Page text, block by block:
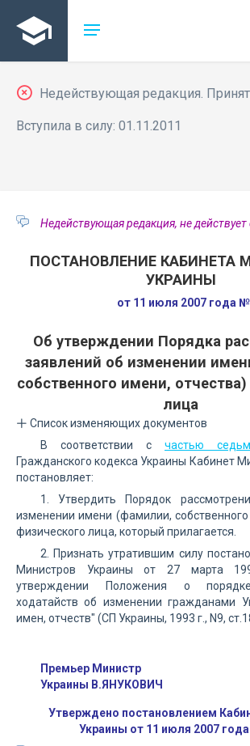
Недействующая редакция.
Вступила в силу: 01.11.2011
Недействующая редакция, не действует
ПОСТАНОВЛЕНИЕ КАБИНЕТА
УКРАИНЫ
от 11 июля 2007 года
Об утверждении Порядка
заявлений об изменении
собственного имени,
лица
Список изменяющих документов
В соответствии с частью
Гражданского кодекса Украины Кабинет
постановляет:
1. Утвердить Порядок
изменении имени (фамилии,
физического лица, который прилагается.
2. Признать утратившим силу
Министров Украины от 27 марта
утверждении Положения о
ходатайств об изменении гражданами
имен, отчеств" (СП Украины, 1993 г., N9,
Премьер Министр
Украины В.ЯНУКОВИЧ
Утверждено постановлением
Украины от 11 июля 2007